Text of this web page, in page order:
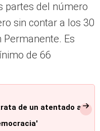
partes del número
sin contar a los 30
Es
de 66
de un atentado a